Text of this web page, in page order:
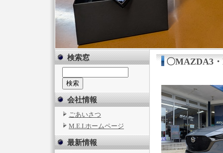
検索窓
会社情報
ごあいさつ
M.E.I.ホームページ
最新情報
〇MAZDA3